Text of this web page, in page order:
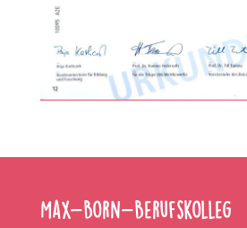
Max-Born-Berufskolleg